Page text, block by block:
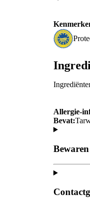
Allergie-
Bevat:
Bewaren